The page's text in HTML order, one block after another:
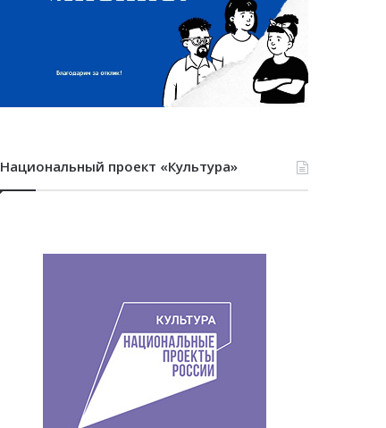
Национальный проект «Культура»